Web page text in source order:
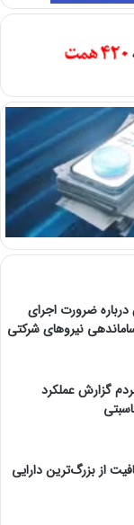
ضرورت اجرای
نیروهای شرکتی
گزارش عملکرد
از بزرگ‌ترین دارایی